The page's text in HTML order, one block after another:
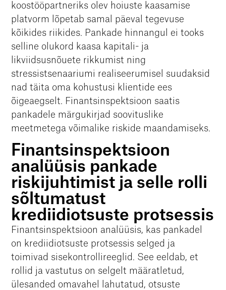
koostööpartneriks olev hoiuste kaasamise
platvorm lõpetab samal päeval tegevuse
kõikides riikides. Pankade hinnangul ei tooks
selline olukord kaasa kapitali- ja
likviidsusnõuete rikkumist ning
stressistsenaariumi realiseerumisel suudaksid
nad täita oma kohustusi klientide ees
õigeaegselt. Finantsinspektsioon saatis
pankadele märgukirjad soovituslike
meetmetega võimalike riskide maandamiseks.
Finantsinspektsioon
analüüsis pankade
riskijuhtimist ja selle rolli
sõltumatust
krediidiotsuste protsessis
Finantsinspektsioon analüüsis, kas pankadel
on krediidiotsuste protsessis selged ja
toimivad sisekontrollireeglid. See eeldab, et
rollid ja vastutus on selgelt määratletud,
ülesanded omavahel lahutatud, otsuste